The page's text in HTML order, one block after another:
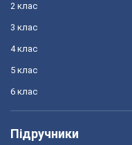
2 клас
3 клас
4 клас
5 клас
6 клас
Підручники